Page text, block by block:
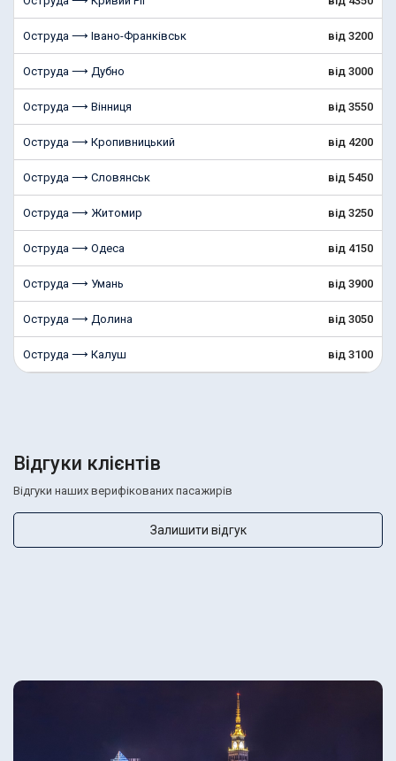
Оструда ⟶ Івано-Франківськ від 3200
Оструда ⟶ Дубно від 3000
Оструда ⟶ Вінниця від 3550
Оструда ⟶ Кропивницький від 4200
Оструда ⟶ Словянськ від 5450
Оструда ⟶ Житомир від 3250
Оструда ⟶ Одеса від 4150
Оструда ⟶ Умань від 3900
Оструда ⟶ Долина від 3050
Оструда ⟶ Калуш від 3100
Відгуки клієнтів
Відгуки наших верифікованих пасажирів
Залишити відгук